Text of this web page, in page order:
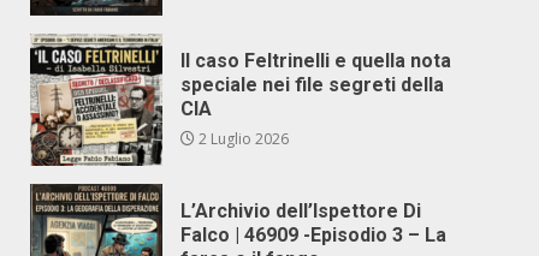
Il caso Feltrinelli e quella nota
speciale nei file segreti della
CIA
2 Luglio 2026
L’Archivio dell’Ispettore Di
Falco | 46909 -Episodio 3 – La